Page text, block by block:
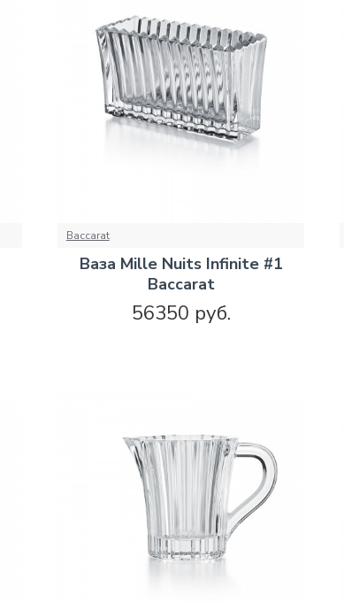
Baccarat
Ваза Mille Nuits Infinite #1
Baccarat
56350 руб.